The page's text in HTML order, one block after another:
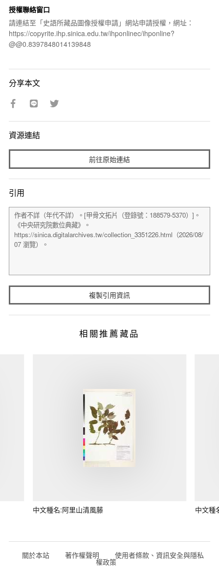
授權聯絡窗口
請連結至「史語所藏品圖像授權申請」網站申請授權，網址：
https://copyrite.ihp.sinica.edu.tw/ihponlinec/ihponline?
@@0.8397848014139848
分享本文
資源連結
前往原始連結
引用
複製引用資訊
相關推薦藏品
中文種名:阿里山清風藤 中文種
關於本站 著作權聲明 使用者條款、資訊安全與隱私
權政策